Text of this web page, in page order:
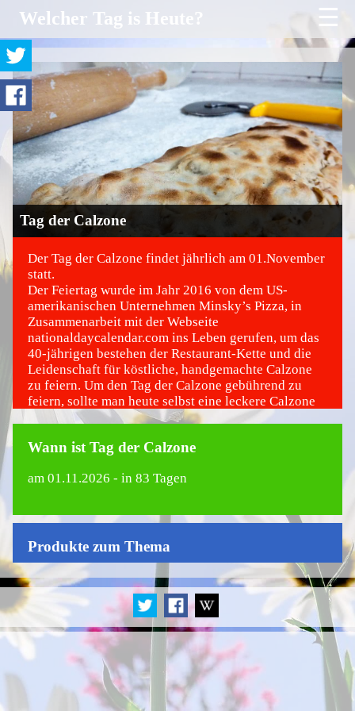
Welcher Tag is Heute? ☰
Tag der Calzone
©
Der Tag der Calzone findet jährlich am 01.November
statt.
Der Feiertag wurde im Jahr 2016 von dem US-
amerikanischen Unternehmen Minsky’s Pizza, in
Zusammenarbeit mit der Webseite
nationaldaycalendar.com ins Leben gerufen, um das
40-jährigen bestehen der Restaurant-Kette und die
Leidenschaft für köstliche, handgemachte Calzone
zu feiern. Um den Tag der Calzone gebührend zu
feiern, sollte man heute selbst eine leckere Calzone
herstellen oder beim Lieferservice seines vertrauen
Wann ist Tag der Calzone
am 01.11.2026 - in 83 Tagen
Produkte zum Thema